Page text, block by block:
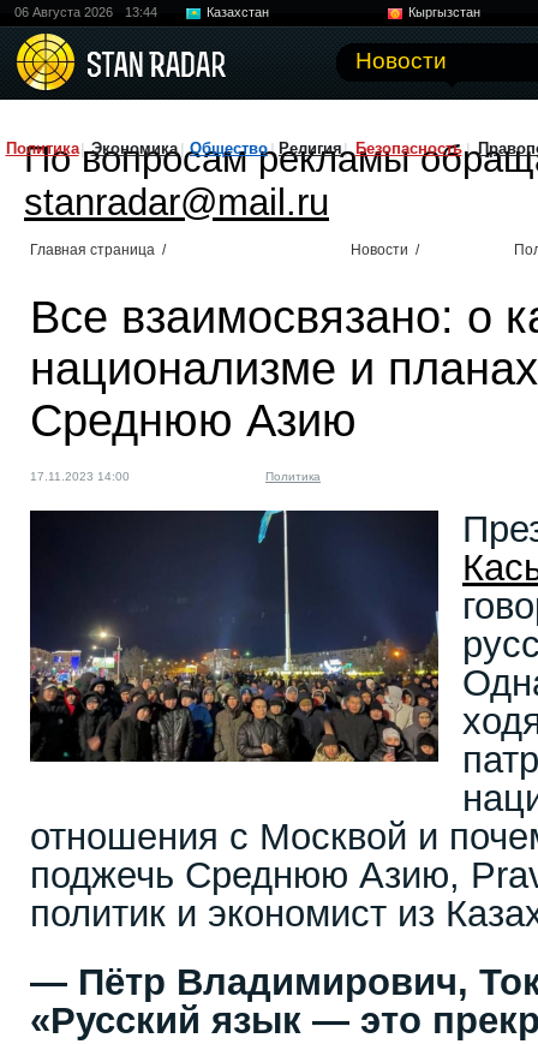
06 Августа 2026 13:44 Казахстан
Кыргызстан
Новости
Политика Экономика Общество Религия Безопасность
По вопросам рекламы
stanradar@mail.ru
Главная страница / Новости /
Все взаимосвязано: о
национализме и
Среднюю Азию
17.11.2023 14:00 Политика
отношения с Москвой и
поджечь Среднюю Азию,
политик и экономист из
— Пётр Владимирович,
«Русский язык — это